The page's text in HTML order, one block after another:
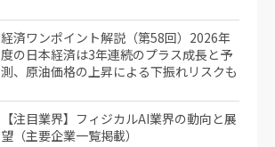
経済ワンポイント解説（第58回）2026年
度の日本経済は3年連続のプラス成長と予
測、原油価格の上昇による下振れリスクも
【注目業界】フィジカルAI業界の動向と展
望（主要企業一覧掲載）